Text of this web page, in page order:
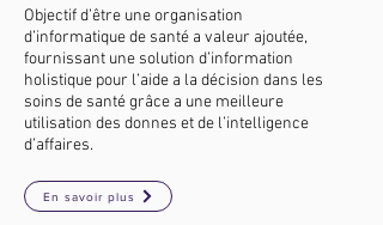
Objectif d’être une organisation
d’informatique de santé a valeur ajoutée,
fournissant une solution d’information
holistique pour l’aide a la décision dans les
soins de santé grâce a une meilleure
utilisation des donnes et de l’intelligence
d’affaires.
En savoir plus